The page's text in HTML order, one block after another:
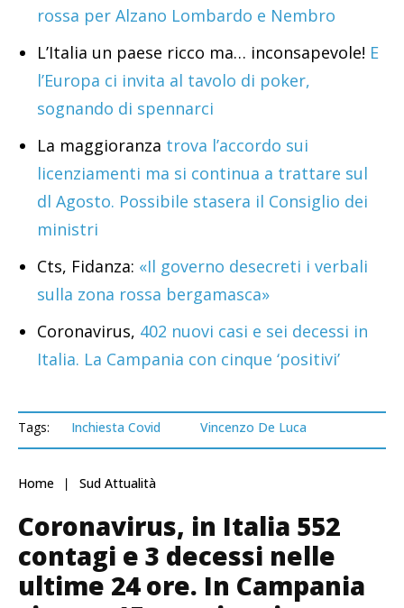
rossa per Alzano Lombardo e Nembro
L’Italia un paese ricco ma… inconsapevole! E
l’Europa ci invita al tavolo di poker,
sognando di spennarci
La maggioranza trova l’accordo sui
licenziamenti ma si continua a trattare sul
dl Agosto. Possibile stasera il Consiglio dei
ministri
Cts, Fidanza: «Il governo desecreti i verbali
sulla zona rossa bergamasca»
Coronavirus, 402 nuovi casi e sei decessi in
Italia. La Campania con cinque ‘positivi’
Tags: Inchiesta Covid Vincenzo De Luca
Home Sud Attualità
Coronavirus, in Italia 552
contagi e 3 decessi nelle
ultime 24 ore. In Campania